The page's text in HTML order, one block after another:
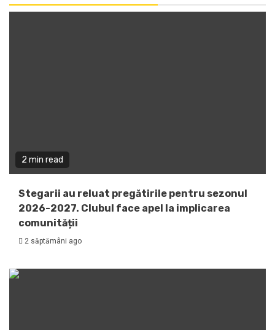
2 min read
Stegarii au reluat pregătirile pentru sezonul
2026-2027. Clubul face apel la implicarea
comunității
2 săptămâni ago